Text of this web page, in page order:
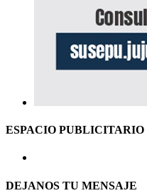
ESPACIO PUBLICITARIO
DEJANOS TU MENSAJE